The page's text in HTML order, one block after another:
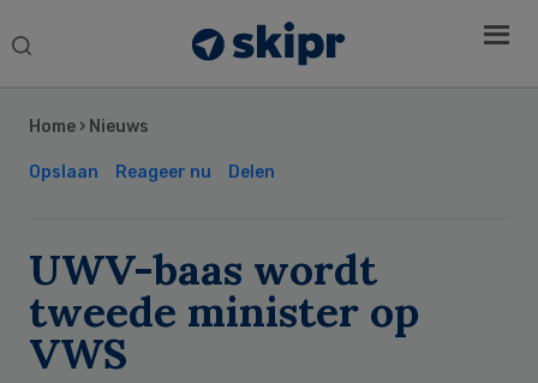
Search
Home › Nieuws
Opslaan Reageer nu Delen
UWV-baas wordt
tweede minister op
VWS
Sidebar